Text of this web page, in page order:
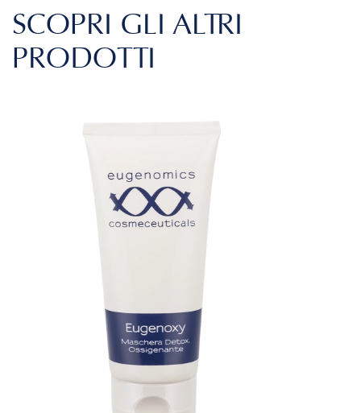
SCOPRI GLI ALTRI
PRODOTTI